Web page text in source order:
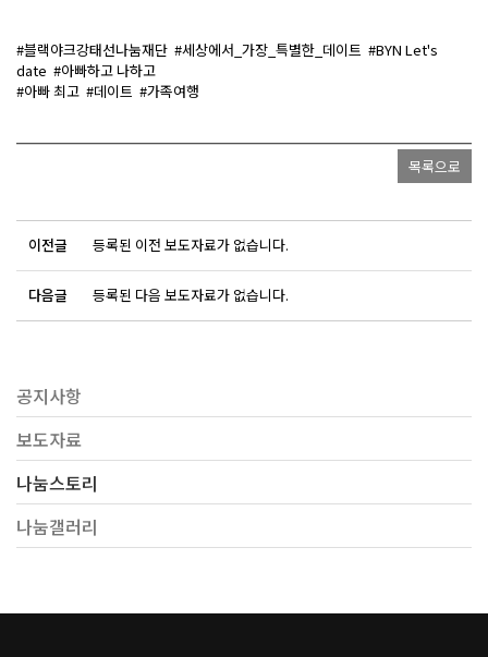
#블랙야크강태선나눔재단 #세상에서_가장_특별한_데이트 #BYN Let's
date #아빠하고 나하고
#아빠 최고 #데이트 #가족여행
목록으로
이전글 등록된 이전 보도자료가 없습니다.
다음글 등록된 다음 보도자료가 없습니다.
공지사항
보도자료
나눔스토리
나눔갤러리